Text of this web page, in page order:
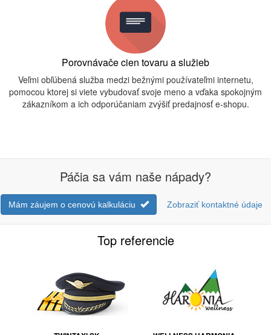
Porovnávače cien tovaru a služieb
Veľmi obľúbená služba medzi bežnými používateľmi internetu,
pomocou ktorej si viete vybudovať svoje meno a vďaka spokojným
zákazníkom a ich odporúčaniam zvýšiť predajnosť e-shopu.
Páčia sa vám naše nápady?
Mám záujem o cenovú kalkuláciu Zobraziť kontaktné údaje
Top referencie